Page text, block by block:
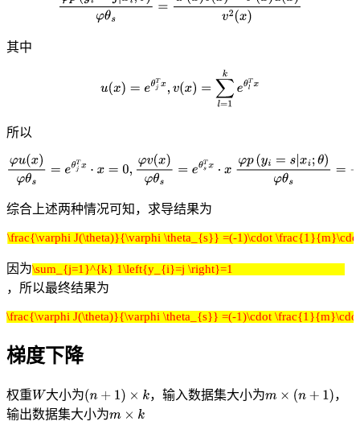
其中
所以
综合上述两种情况可知，求导结果为
\frac{\varphi J(\theta)}{\varphi \theta_{s}} =(-1)\cdot
因为\sum_{j=1}^{k} 1\left{y_{i}=j \right}=1
，所以最终结果为
\frac{\varphi J(\theta)}{\varphi \theta_{s}} =(-1)\cdot
梯度下降
权重 大小为 ，输入数据集大小为
，
输出数据集大小为